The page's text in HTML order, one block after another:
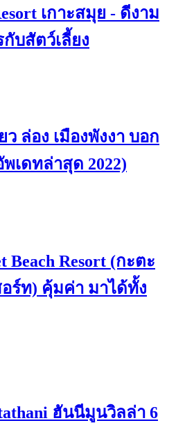
เกาะสมุย - ดีงาม
บสัตว์เลี้ยง
ล่อง เมืองพังงา บอก
พเดทล่าสุด 2022)
Beach Resort (กะตะ
ร์ท) คุ้มค่า มาได้ทั้ง
ฮันนีมูนวิลล่า 6